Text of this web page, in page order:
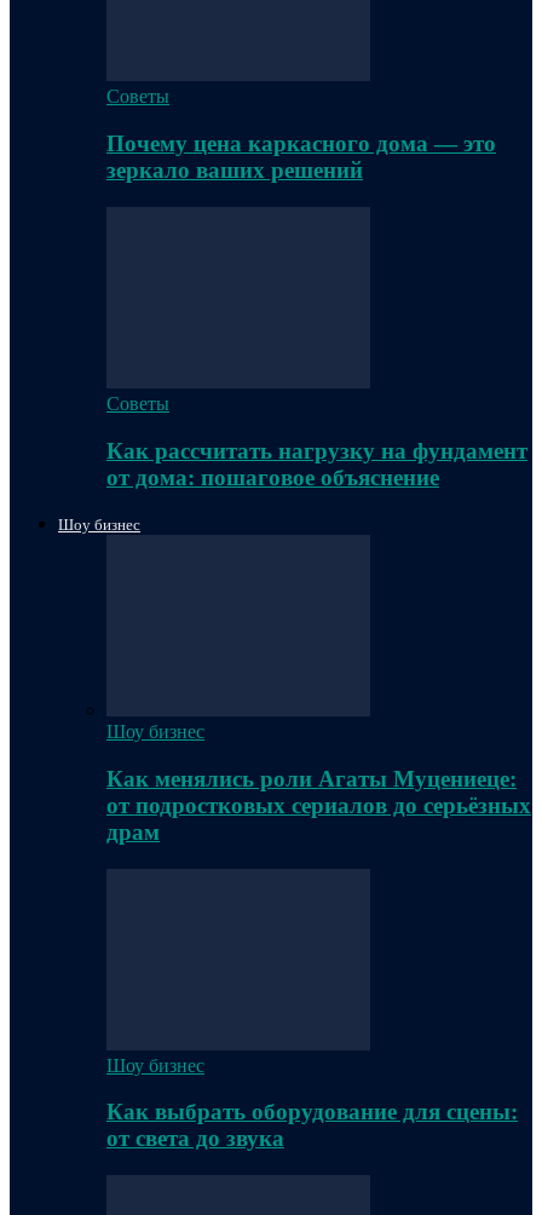
Советы
Почему цена каркасного дома — это
зеркало ваших решений
Советы
Как рассчитать нагрузку на фундамент
от дома: пошаговое объяснение
Шоу бизнес
Шоу бизнес
Как менялись роли Агаты Муцениеце:
от подростковых сериалов до серьёзных
драм
Шоу бизнес
Как выбрать оборудование для сцены:
от света до звука